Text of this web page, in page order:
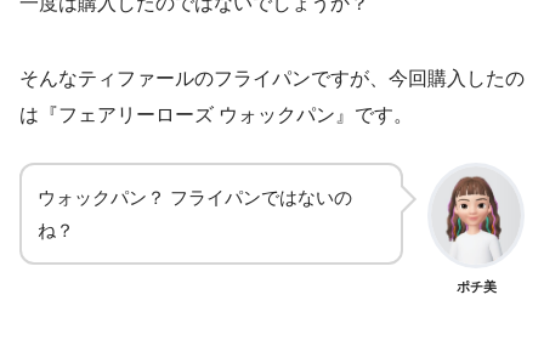
そんなティファールのフライパンですが、今回購入したの
は『フェアリーローズ ウォックパン』です。
ウォックパン？ フライパンではないの
ね？
ポチ美